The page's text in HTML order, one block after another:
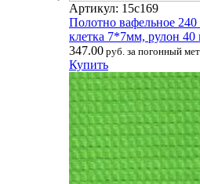
Артикул: 15с169
Полотно вафельное
клетка 7*7мм, рулон 40
347.00 руб. за погонный
Купить